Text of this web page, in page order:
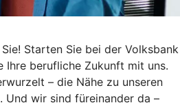
Starten Sie bei der Volksbank
Ihre berufliche Zukunft mit uns.
– die Nähe zu unseren
Und wir sind füreinander da –